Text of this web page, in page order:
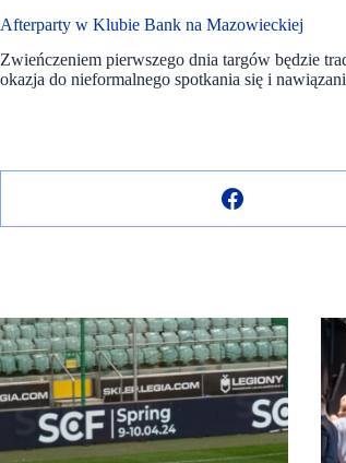
Afterparty w Klubie Bank na Mazowieckiej
Zwieńczeniem pierwszego dnia targów będzie
okazja do nieformalnego spotkania się i